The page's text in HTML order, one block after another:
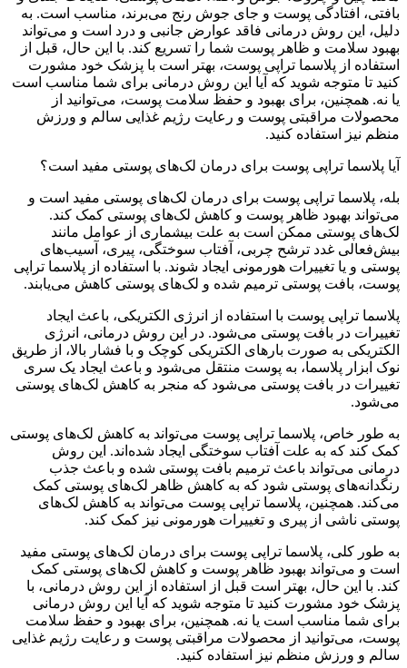
بافتی، افتادگی پوست و جای جوش رنج می‌برند، مناسب است. به
دلیل، این روش درمانی فاقد عوارض جانبی و درد است و می‌تواند
بهبود سلامت و ظاهر پوست شما را تسریع کند. با این حال، قبل از
استفاده از پلاسما تراپی پوست، بهتر است با پزشک خود مشورت
کنید تا متوجه شوید که آیا این روش درمانی برای شما مناسب است
یا نه. همچنین، برای بهبود و حفظ سلامت پوست، می‌توانید از
محصولات مراقبتی پوست و رعایت رژیم غذایی سالم و ورزش
منظم نیز استفاده کنید.
آیا پلاسما تراپی پوست برای درمان لک‌های پوستی مفید است؟
بله، پلاسما تراپی پوست برای درمان لک‌های پوستی مفید است و
می‌تواند بهبود ظاهر پوست و کاهش لک‌های پوستی کمک کند.
لک‌های پوستی ممکن است به علت بیشماری از عوامل مانند
بیش‌فعالی غدد ترشح چربی، آفتاب سوختگی، پیری، آسیب‌های
پوستی و یا تغییرات هورمونی ایجاد شوند. با استفاده از پلاسما تراپی
پوست، بافت پوستی ترمیم شده و لک‌های پوستی کاهش می‌یابند.
پلاسما تراپی پوست با استفاده از انرژی الکتریکی، باعث ایجاد
تغییرات در بافت پوستی می‌شود. در این روش درمانی، انرژی
الکتریکی به صورت بارهای الکتریکی کوچک و با فشار بالا، از طریق
نوک ابزار پلاسما، به پوست منتقل می‌شود و باعث ایجاد یک سری
تغییرات در بافت پوستی می‌شود که منجر به کاهش لک‌های پوستی
می‌شود.
به طور خاص، پلاسما تراپی پوست می‌تواند به کاهش لک‌های پوستی
کمک کند که به علت آفتاب سوختگی ایجاد شده‌اند. این روش
درمانی می‌تواند باعث ترمیم بافت پوستی شده و باعث جذب
رنگدانه‌های پوستی شود که به کاهش ظاهر لک‌های پوستی کمک
می‌کند. همچنین، پلاسما تراپی پوست می‌تواند به کاهش لک‌های
پوستی ناشی از پیری و تغییرات هورمونی نیز کمک کند.
به طور کلی، پلاسما تراپی پوست برای درمان لک‌های پوستی مفید
است و می‌تواند بهبود ظاهر پوست و کاهش لک‌های پوستی کمک
کند. با این حال، بهتر است قبل از استفاده از این روش درمانی، با
پزشک خود مشورت کنید تا متوجه شوید که آیا این روش درمانی
برای شما مناسب است یا نه. همچنین، برای بهبود و حفظ سلامت
پوست، می‌توانید از محصولات مراقبتی پوست و رعایت رژیم غذایی
سالم و ورزش منظم نیز استفاده کنید.